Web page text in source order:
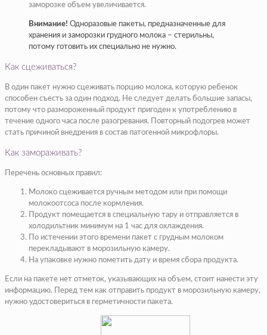
заморозке объем увеличивается.
Внимание! Одноразовые пакеты, предназначенные для
хранения и заморозки грудного молока – стерильны,
потому готовить их специально не нужно.
Как сцеживаться?
В один пакет нужно сцеживать порцию молока, которую ребенок
способен съесть за один подход. Не следует делать большие запасы,
потому что размороженный продукт пригоден к употреблению в
течение одного часа после разогревания. Повторный подогрев может
стать причиной внедрения в состав патогенной микрофлоры.
Как замораживать?
Перечень основных правил:
Молоко сцеживается ручным методом или при помощи
молокоотсоса после кормления.
Продукт помещается в специальную тару и отправляется в
холодильтник минимум на 1 час для охлаждения.
По истечении этого времени пакет с грудным молоком
перекладывают в морозильную камеру.
На упаковке нужно пометить дату и время сбора продукта.
Если на пакете нет отметок, указывающих на объем, стоит нанести эту
информацию. Перед тем как отправить продукт в морозильную камеру,
нужно удостовериться в герметичности пакета.